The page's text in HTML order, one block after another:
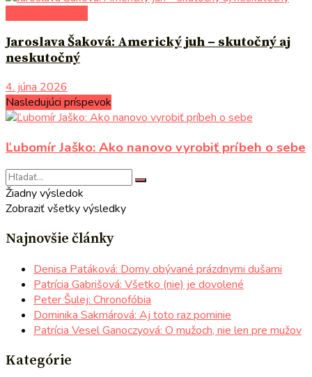
Jaroslava Šaková: Americký juh – skutočný aj
neskutočný
4. júna 2026
Nasledujúci príspevok
Ľubomír Jaško: Ako nanovo vyrobiť príbeh o sebe
Žiadny výsledok
Zobraziť všetky výsledky
Najnovšie články
Denisa Patáková: Domy obývané prázdnymi dušami
Patrícia Gabrišová: Všetko (nie) je dovolené
Peter Šulej: Chronofóbia
Dominika Sakmárová: Aj toto raz pominie
Patrícia Vesel Ganoczyová: O mužoch, nie len pre mužov
Kategórie